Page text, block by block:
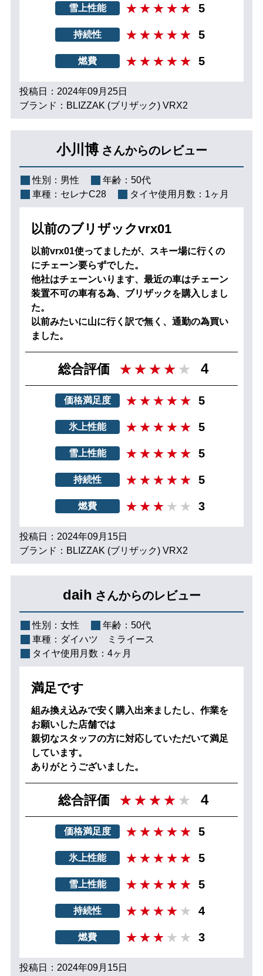
雪上性能 5
持続性 5
燃費 5
投稿日：2024年09月25日
ブランド：BLIZZAK (ブリザック) VRX2
小川博 さんからのレビュー
性別： 男性 年齢： 50代
車種： セレナC28 タイヤ使用月数： 1ヶ月
以前のブリザックvrx01
以前vrx01使ってましたが、スキー場に行くの
にチェーン要らずでした。
他社はチェーンいります、最近の車はチェーン
装置不可の車有る為、ブリザックを購入しまし
た。
以前みたいに山に行く訳で無く、通勤の為買い
ました。
総合評価 4
価格満足度 5
氷上性能 5
雪上性能 5
持続性 5
燃費 3
投稿日：2024年09月15日
ブランド：BLIZZAK (ブリザック) VRX2
daih さんからのレビュー
性別： 女性 年齢： 50代
車種： ダイハツ ミライース
タイヤ使用月数： 4ヶ月
満足です
組み換え込みで安く購入出来ましたし、作業を
お願いした店舗では
親切なスタッフの方に対応していただいて満足
しています。
ありがとうございました。
総合評価 4
価格満足度 5
氷上性能 5
雪上性能 5
持続性 4
燃費 3
投稿日：2024年09月15日